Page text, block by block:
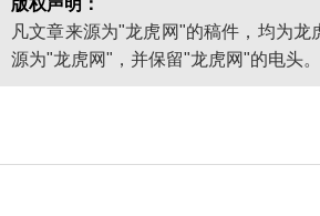
版权声明：
凡文章来源为"龙虎网"的稿件，均为
源为"龙虎网"，并保留"龙虎网"的电头。